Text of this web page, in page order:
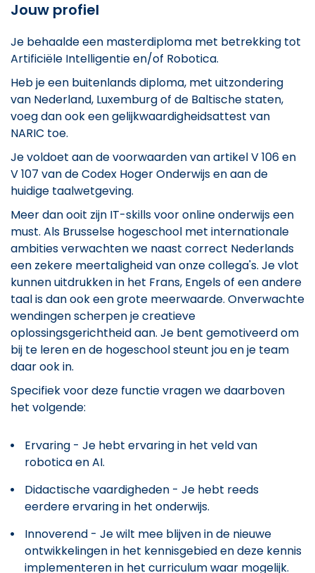
Jouw profiel
Je behaalde een masterdiploma met betrekking tot
Artificiële Intelligentie en/of Robotica.
Heb je een buitenlands diploma, met uitzondering
van Nederland, Luxemburg of de Baltische staten,
voeg dan ook een gelijkwaardigheidsattest van
NARIC toe.
Je voldoet aan de voorwaarden van artikel V 106 en
V 107 van de Codex Hoger Onderwijs en aan de
huidige taalwetgeving.
Meer dan ooit zijn IT-skills voor online onderwijs een
must. Als Brusselse hogeschool met internationale
ambities verwachten we naast correct Nederlands
een zekere meertaligheid van onze collega's. Je vlot
kunnen uitdrukken in het Frans, Engels of een andere
taal is dan ook een grote meerwaarde. Onverwachte
wendingen scherpen je creatieve
oplossingsgerichtheid aan. Je bent gemotiveerd om
bij te leren en de hogeschool steunt jou en je team
daar ook in.
Specifiek voor deze functie vragen we daarboven
het volgende:
Ervaring - Je hebt ervaring in het veld van
robotica en AI.
Didactische vaardigheden - Je hebt reeds
eerdere ervaring in het onderwijs.
Innoverend - Je wilt mee blijven in de nieuwe
ontwikkelingen in het kennisgebied en deze kennis
implementeren in het curriculum waar mogelijk.